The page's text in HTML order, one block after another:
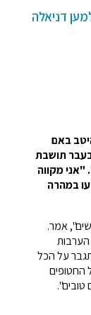
דניאלה
באם
תושבת
מקווה
במהרה
אמר.
על הכל
החטופים
טובים".